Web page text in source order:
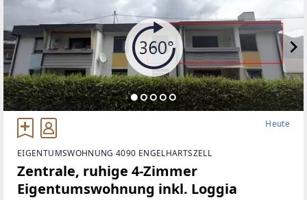
Heute
EIGENTUMSWOHNUNG 4090 ENGELHARTSZELL
Zentrale, ruhige 4-Zimmer
Eigentumswohnung inkl. Loggia